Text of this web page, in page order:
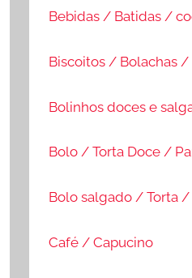
Bebidas / Batidas /
Biscoitos / Bolachas /
Bolinhos doces e
Bolo / Torta Doce /
Bolo salgado / Torta
Café / Capucino